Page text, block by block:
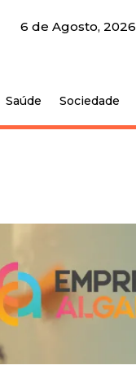
6 de Agosto, 2026
Saúde Sociedade